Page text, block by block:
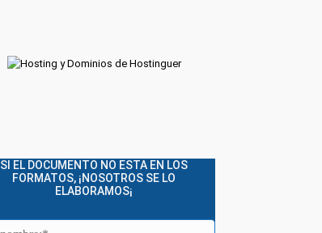
SI EL DOCUMENTO NO ESTA EN LOS
FORMATOS, ¡NOSOTROS SE LO
ELABORAMOS¡